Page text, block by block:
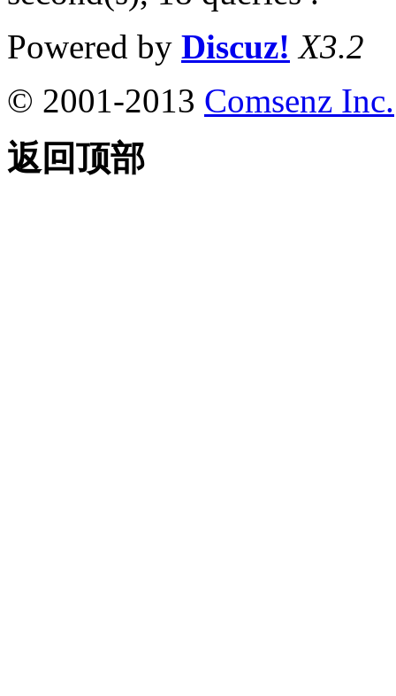
Powered by Discuz! X3.2
© 2001-2013 Comsenz Inc.
返回顶部